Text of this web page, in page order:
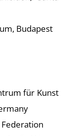
Budapest
für Kunst
Federation